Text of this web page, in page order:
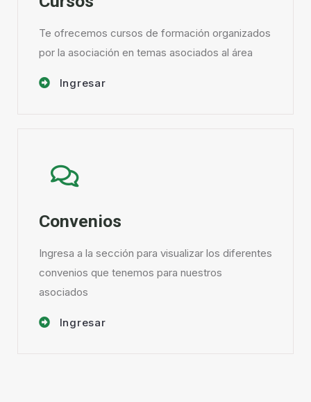
Te ofrecemos cursos de formación organizados
por la asociación en temas asociados al área
Ingresar
Convenios
Ingresa a la sección para visualizar los diferentes
convenios que tenemos para nuestros
asociados
Ingresar